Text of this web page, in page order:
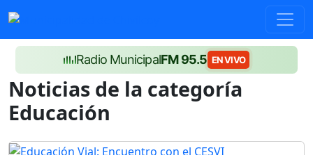
Radio MunicipalFM 95.5 EN VIVO
Noticias de la categoría
Educación